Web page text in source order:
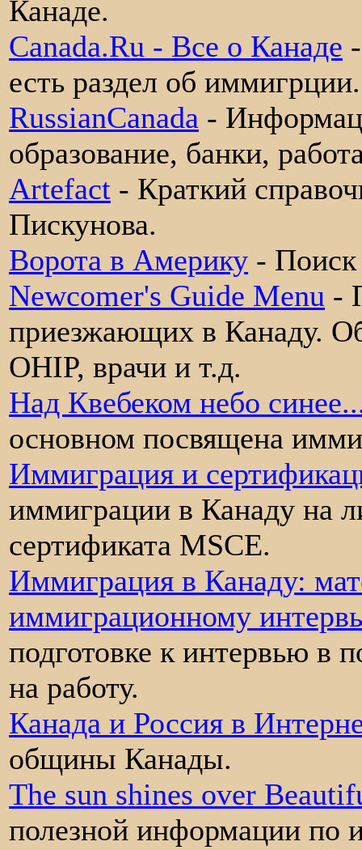
Канаде.
Canada.Ru - Все о Канаде
есть раздел об иммигрции.
RussianСanada -
образование, банки,
Artefact - Краткий
Пискунова.
Ворота в Америку -
Newcomer's Guide Menu -
приезжающих в Канаду.
OHIP, врачи и т.д.
Над Квебеком небо
основном посвящена
Иммиграция и
иммиграции в Канаду на
сертификата MSCE.
Иммиграция в Канаду:
иммиграционному
подготовке к интервью в
на работу.
Канада и Россия в
общины Канады.
The sun shines over
полезной информации по